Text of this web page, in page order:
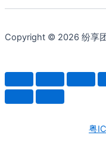
Copyright © 2026 纷享
粤